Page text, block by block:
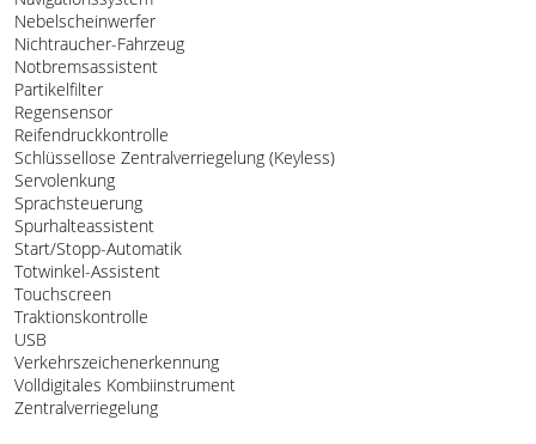
Nebelscheinwerfer
Nichtraucher-Fahrzeug
Notbremsassistent
Partikelfilter
Regensensor
Reifendruckkontrolle
Schlüssellose Zentralverriegelung (Keyless)
Servolenkung
Sprachsteuerung
Spurhalteassistent
Start/Stopp-Automatik
Totwinkel-Assistent
Touchscreen
Traktionskontrolle
USB
Verkehrszeichenerkennung
Volldigitales Kombiinstrument
Zentralverriegelung